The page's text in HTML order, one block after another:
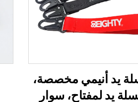
يد أنيمي مخصصة،
يد لمفتاح، سوار